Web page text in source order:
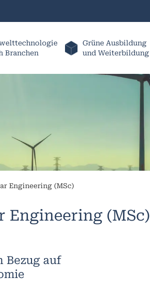
Branchen
Grüne Ausbildung
und Weiterbildung
Engineering (MSc)
(MSc)
Bezug auf